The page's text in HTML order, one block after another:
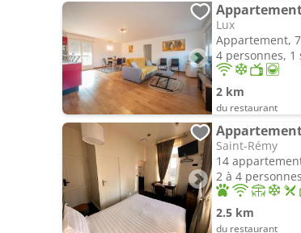
Lux
Appartement,
4 personnes, 1
2 km
du restaurant
Saint-Rémy
14
2 à 4
2.5 km
du restaurant